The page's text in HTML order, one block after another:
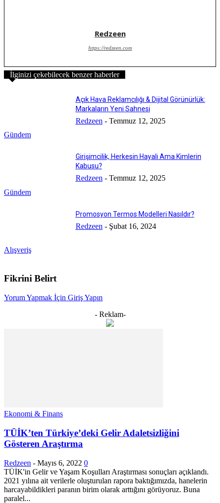
Redzeen
https://redzeen.com
İlginizi çekebilecek benzer haberler
Gündem
Açık Hava Reklamcılığı & Dijital Görünürlük:
Markaların Yeni Sahnesi
Redzeen - Temmuz 12, 2025
Gündem
Girişimcilik, Herkesin Hayali Ama Kimlerin
Kabusu?
Redzeen - Temmuz 12, 2025
Alışveriş
Promosyon Termos Modelleri Nasıldır?
Redzeen - Şubat 16, 2024
Fikrini Belirt
Yorum Yapmak İçin Giriş Yapın
- Reklam-
Ekonomi & Finans
TÜİK’ten Türkiye’deki Gelir Adaletsizliğini
Gösteren Araştırma
Redzeen - Mayıs 6, 2022 0
TÜİK'in Gelir ve Yaşam Koşulları Araştırması sonuçları açıklandı.
2021 yılına ait verilerle oluşturulan rapora baktığımızda, hanelerin
harcayabildikleri paranın birim olarak arttığını görüyoruz. Buna
paralel...